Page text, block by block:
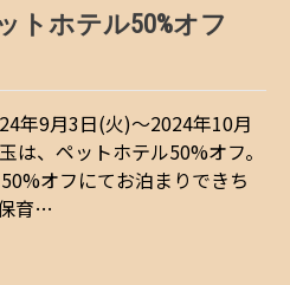
トホテル50%オフ
年9月3日(火)～2024年10月
は、ペットホテル50%オフ。
オフにてお泊まりできち
育…